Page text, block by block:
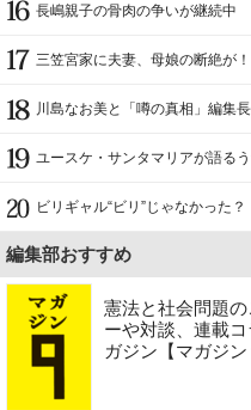
長嶋親子の骨肉の争いが継続中
三笠宮家に夫妻、母娘の断絶が！
川島なお美と「噂の真相」編集長
ユースケ・サンタマリアが語る
ビリギャル“ビリ”じゃなかった？
編集部おすすめ
憲法と社会問題
ーや対談、連載
ガジン【マガジン